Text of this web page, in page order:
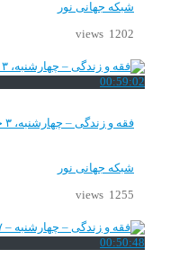
شبکه جهانی نور
1202 views
00:59:02
فقه و زندگی – چهارشنبه، ۳ خرداد ۱۴۰۲
شبکه جهانی نور
1255 views
00:50:48